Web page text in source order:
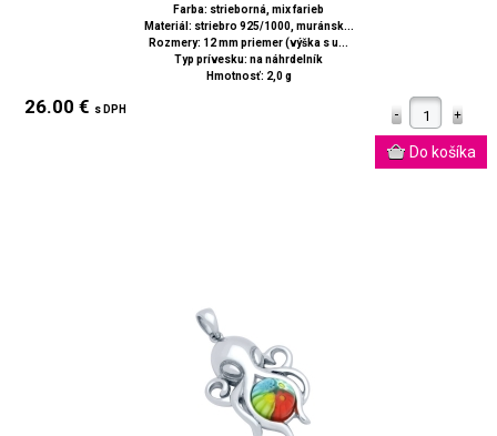
Farba: strieborná, mix farieb
Materiál: striebro 925/1000, muránsk...
Rozmery: 12 mm priemer (výška s u...
Typ prívesku: na náhrdelník
Hmotnosť: 2,0 g
26.00 € s DPH